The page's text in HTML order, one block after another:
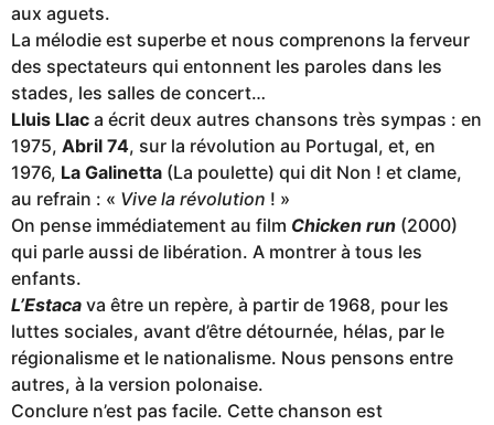
aux aguets.
La mélodie est superbe et nous comprenons la ferveur
des spectateurs qui entonnent les paroles dans les
stades, les salles de concert…
Lluis Llac a écrit deux autres chansons très sympas : en
1975, Abril 74, sur la révolution au Portugal, et, en
1976, La Galinetta (La poulette) qui dit Non ! et clame,
au refrain : « Vive la révolution ! »
On pense immédiatement au film Chicken run (2000)
qui parle aussi de libération. A montrer à tous les
enfants.
L’Estaca va être un repère, à partir de 1968, pour les
luttes sociales, avant d’être détournée, hélas, par le
régionalisme et le nationalisme. Nous pensons entre
autres, à la version polonaise.
Conclure n’est pas facile. Cette chanson est